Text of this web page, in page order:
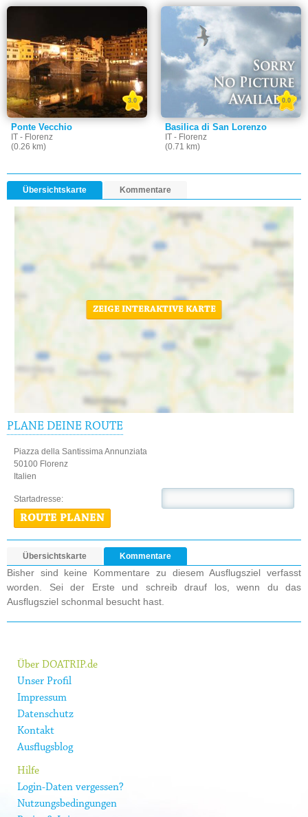
Ponte Vecchio
IT - Florenz
(0.26 km)
3.0
Basilica di San Lorenzo
IT - Florenz
(0.71 km)
0.0
Übersichtskarte Kommentare
ZEIGE INTERAKTIVE KARTE
PLANE DEINE ROUTE
Piazza della Santissima Annunziata
50100 Florenz
Italien
Startadresse:
ROUTE PLANEN
Übersichtskarte Kommentare
Bisher sind keine Kommentare zu diesem Ausflugsziel verfasst
worden. Sei der Erste und schreib drauf los, wenn du das
Ausflugsziel schonmal besucht hast.
Über DOATRIP.de
Unser Profil
Impressum
Datenschutz
Kontakt
Ausflugsblog
Hilfe
Login-Daten vergessen?
Nutzungsbedingungen